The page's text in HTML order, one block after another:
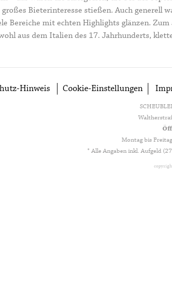
Bieterinteresse stießen. Auch generell
Bereiche mit echten Highlights glänzen.
aus dem Italien des 17. Jahrhunderts,
Hinweis Cookie-Einstellungen
Montag bis
* Alle Angaben inkl. Aufgeld